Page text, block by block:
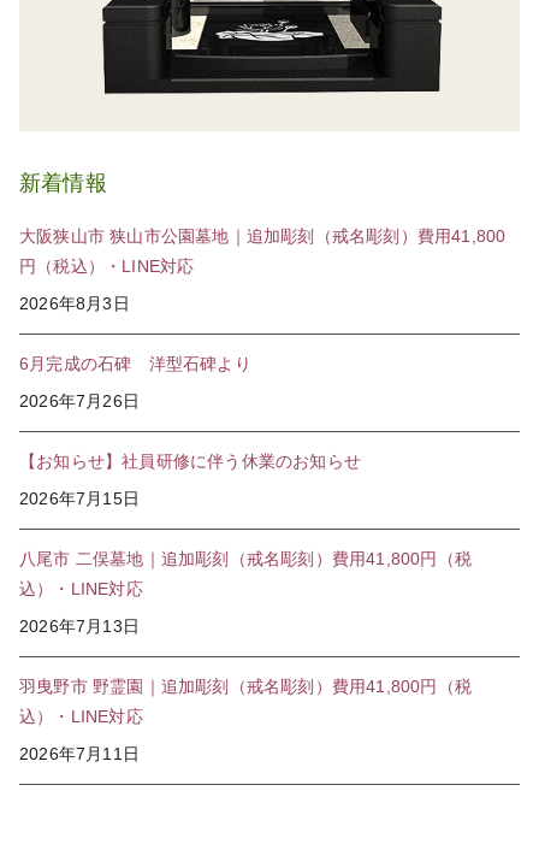
新着情報
大阪狭山市 狭山市公園墓地｜追加彫刻（戒名彫刻）費用41,800
円（税込）・LINE対応
2026年8月3日
6月完成の石碑 洋型石碑より
2026年7月26日
【お知らせ】社員研修に伴う休業のお知らせ
2026年7月15日
八尾市 二俣墓地｜追加彫刻（戒名彫刻）費用41,800円（税
込）・LINE対応
2026年7月13日
羽曳野市 野霊園｜追加彫刻（戒名彫刻）費用41,800円（税
込）・LINE対応
2026年7月11日